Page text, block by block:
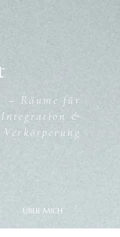
– Räume für
Integration &
Verkörperung
ÜBER MICH